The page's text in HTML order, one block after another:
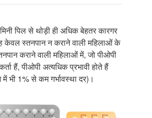
पिल से थोड़ी ही अधिक बेहतर कारगर
केवल स्तनपान न कराने वाली महिलाओं के
कराने वाली महिलाओं में, जो पीओपी
हैं, पीओपी अत्यधिक प्रभावी होते हैं
में भी 1% से कम गर्भावस्था दर)।